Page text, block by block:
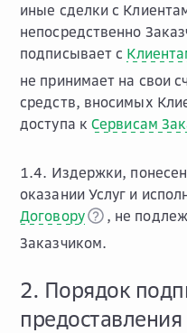
иные сделки с
непосредственно
подписывает с
не принимает на свои
средств, вносимых
доступа к Сервисам
1.4. Издержки,
оказании Услуг и
Договору
, не
Заказчиком.
2. Порядок